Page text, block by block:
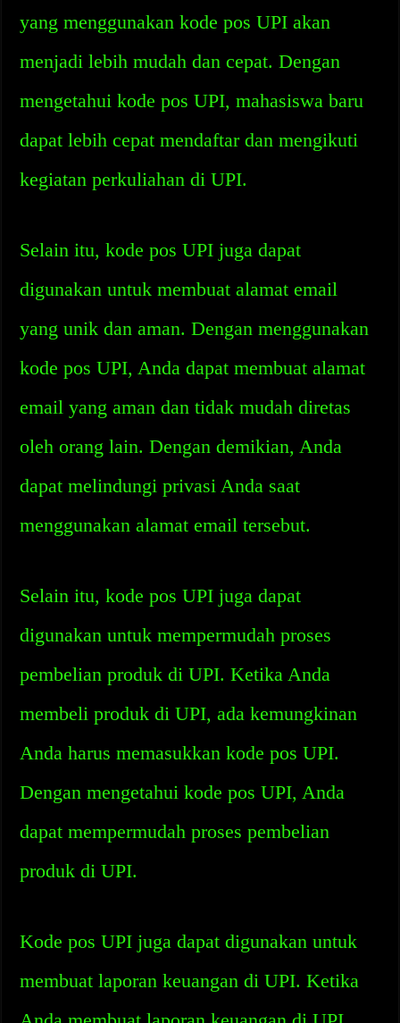
yang menggunakan kode pos UPI akan
menjadi lebih mudah dan cepat. Dengan
mengetahui kode pos UPI, mahasiswa baru
dapat lebih cepat mendaftar dan mengikuti
kegiatan perkuliahan di UPI.
Selain itu, kode pos UPI juga dapat
digunakan untuk membuat alamat email
yang unik dan aman. Dengan menggunakan
kode pos UPI, Anda dapat membuat alamat
email yang aman dan tidak mudah diretas
oleh orang lain. Dengan demikian, Anda
dapat melindungi privasi Anda saat
menggunakan alamat email tersebut.
Selain itu, kode pos UPI juga dapat
digunakan untuk mempermudah proses
pembelian produk di UPI. Ketika Anda
membeli produk di UPI, ada kemungkinan
Anda harus memasukkan kode pos UPI.
Dengan mengetahui kode pos UPI, Anda
dapat mempermudah proses pembelian
produk di UPI.
Kode pos UPI juga dapat digunakan untuk
membuat laporan keuangan di UPI. Ketika